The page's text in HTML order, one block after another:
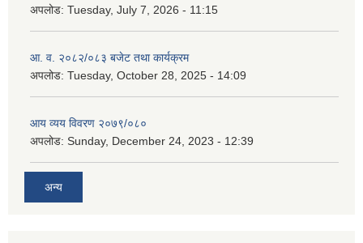
अपलोड: Tuesday, July 7, 2026 - 11:15
आ. व. २०८२/०८३ बजेट तथा कार्यक्रम
अपलोड: Tuesday, October 28, 2025 - 14:09
आय व्यय विवरण २०७९/०८०
अपलोड: Sunday, December 24, 2023 - 12:39
अन्य